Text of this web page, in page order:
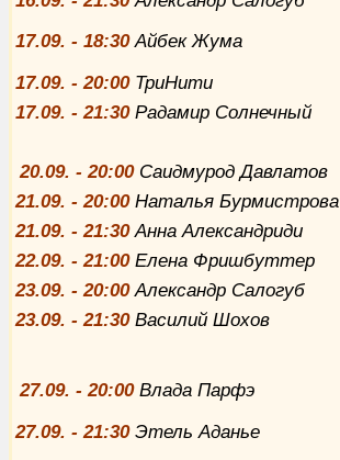
17.09. - 18:30Айбек Жума
17.09. - 20:00 ТриНити
17.09. - 21:30 Радамир Солнечный
20.09. - 20:00 Саидмурод Давлатов
21.09. - 20:00 Наталья Бурмистрова
21.09. - 21:30Анна Александриди
22.09. - 21:00 Елена Фришбуттер
23.09. - 20:00Александр Салогуб
23.09. - 21:30 Василий Шохов
27.09. - 20:00 Влада Парфэ
27.09. - 21:30 Этель Аданье